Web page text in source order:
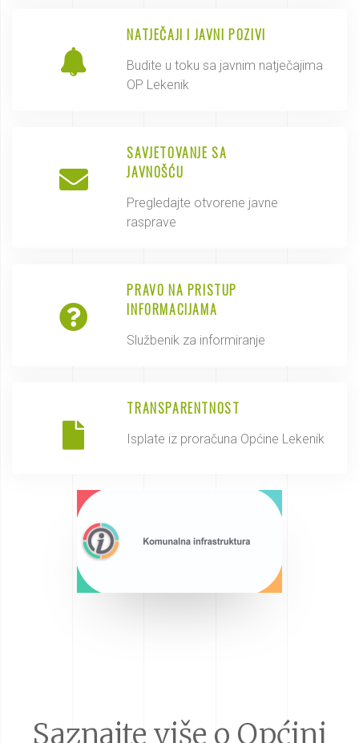
NATJEČAJI I JAVNI POZIVI
Budite u toku sa javnim natječajima
OP Lekenik
SAVJETOVANJE SA
JAVNOŠĆU
Pregledajte otvorene javne
rasprave
PRAVO NA PRISTUP
INFORMACIJAMA
Službenik za informiranje
TRANSPARENTNOST
Isplate iz proračuna Općine Lekenik
Saznajte više o Općini